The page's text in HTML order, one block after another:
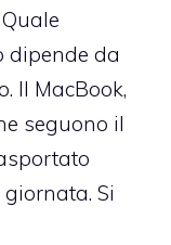
dipende da
Il MacBook,
seguono il
Si